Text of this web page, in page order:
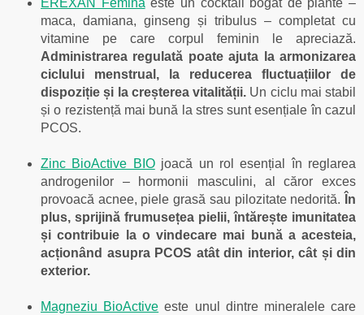
EREXAN Femina este un cocktail bogat de plante –
maca, damiana, ginseng și tribulus – completat cu
vitamine pe care corpul feminin le apreciază.
Administrarea regulată poate ajuta la armonizarea
ciclului menstrual, la reducerea fluctuațiilor de
dispoziție și la creșterea vitalității. Un ciclu mai stabil
și o rezistență mai bună la stres sunt esențiale în cazul
PCOS.
Zinc BioActive BIOjoacă un rol esențial în reglarea
androgenilor – hormonii masculini, al căror exces
provoacă acnee, piele grasă sau pilozitate nedorită.
În
plus, sprijină frumusețea pielii, întărește imunitatea
și contribuie la o vindecare mai bună a acesteia,
acționând asupra PCOS atât din interior, cât și din
exterior.
Magneziu BioActive este unul dintre mineralele care